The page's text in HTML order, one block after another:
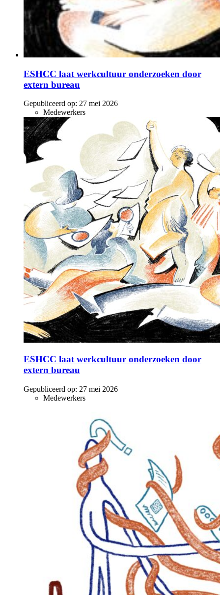
ESHCC laat werkcultuur onderzoeken door
extern bureau
Gepubliceerd op: 27 mei 2026
Medewerkers
ESHCC laat werkcultuur onderzoeken door
extern bureau
Gepubliceerd op: 27 mei 2026
Medewerkers